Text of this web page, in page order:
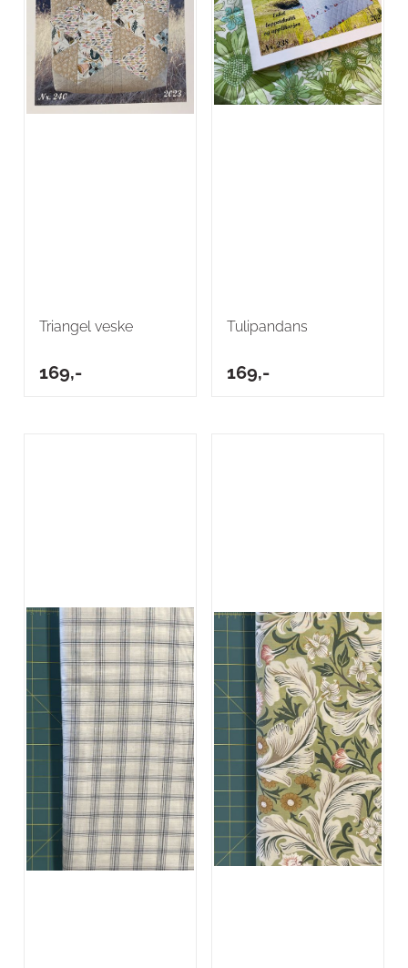
Triangel veske
169,-
Tulipandans
169,-